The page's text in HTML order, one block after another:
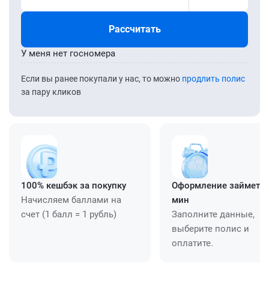
Рассчитать
Если вы ранее покупали у нас, то можно продлить полис
за пару кликов
У меня нет госномера
100% кешбэк за покупку
Начисляем баллами на
счет (1 балл = 1 рубль)
Оформление займет
мин
Заполните данные,
выберите полис и
оплатите.